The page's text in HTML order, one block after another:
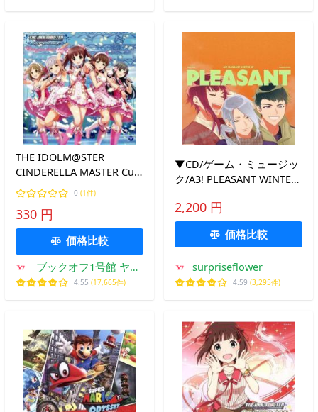
THE IDOLM@STER
CINDERELLA MASTER Cute
jewelries！ 002/(ゲーム・
ミュージック),三村かな
子、輿水幸子、佐久間ま
0 (1件)
330 円
価格比較
ブックオフ1号館 ヤフ
ーショッピング店
4.55 (17,665件)
▼CD/ゲーム・ミュージッ
ク/A3! PLEASANT WINTER
2,200 円
価格比較
surpriseflower
4.59 (3,295件)